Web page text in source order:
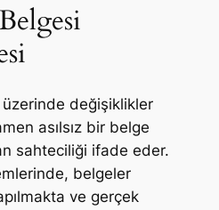
değişiklikler
asılsız bir belge
sahteciliği ifade eder.
belgeler
ve gerçek